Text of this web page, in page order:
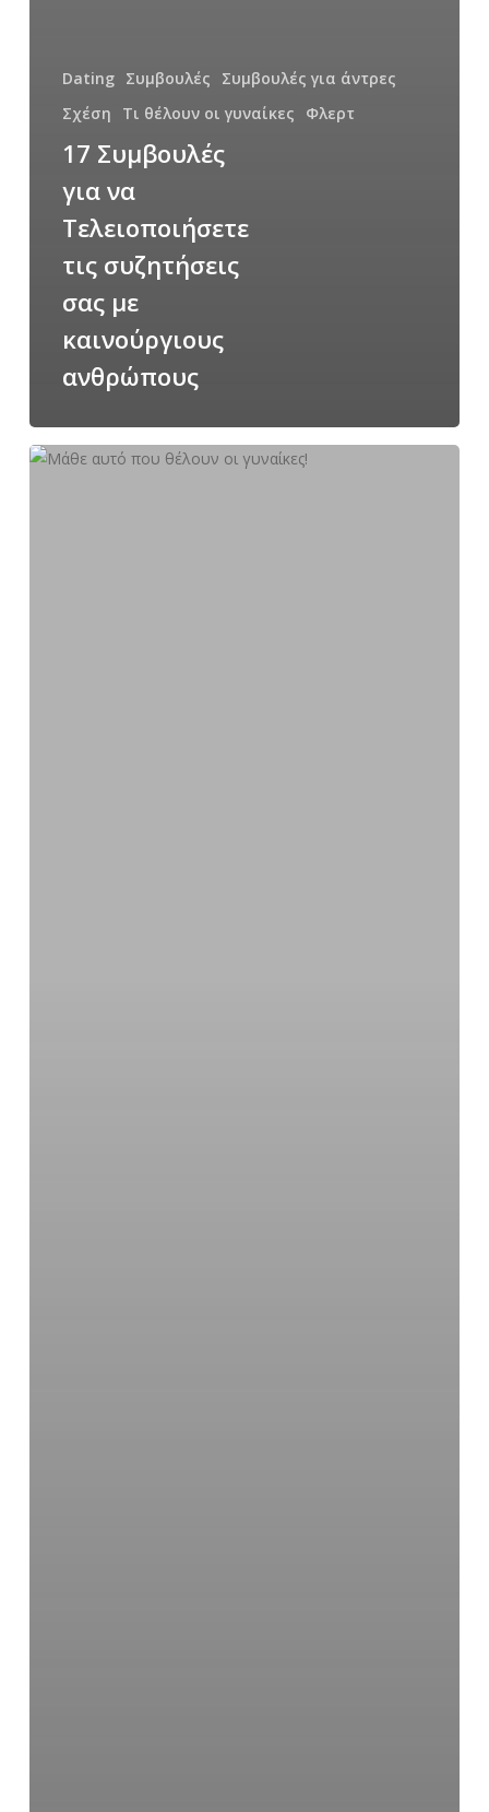
Dating Συμβουλές
Συμβουλές για άντρες
Σχέση
Τι θέλουν οι γυναίκες Φλερτ
17 Συμβουλές
για να
Τελειοποιήσετε
τις συζητήσεις
σας με
καινούργιους
ανθρώπους